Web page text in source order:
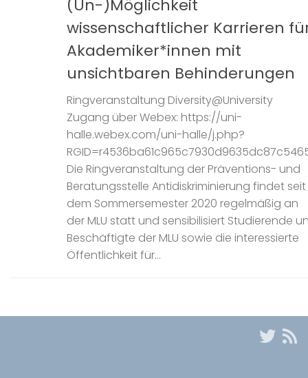
(Un-)Möglichkeit
wissenschaftlicher Karrieren
Akademiker*innen mit
unsichtbaren Behinderungen
Ringveranstaltung Diversity@University
Zugang über Webex: https://uni-
halle.webex.com/uni-halle/j.php?
Die Ringveranstaltung der Präventions- und
Beratungsstelle Antidiskriminierung findet seit
dem Sommersemester 2020 regelmäßig an
der MLU statt und sensibilisiert Studierende
Beschäftigte der MLU sowie die interessierte
Öffentlichkeit für...